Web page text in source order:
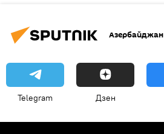
Азербайджан
Telegram Дзен